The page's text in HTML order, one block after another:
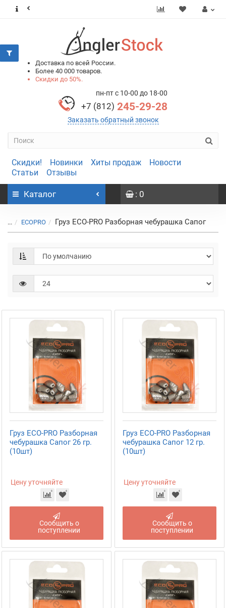
Доставка по всей России.
Более 40 000 товаров.
Скидки до 50%.
пн-пт с 10-00 до 18-00
+7 (812) 245-29-28
Заказать обратный звонок
Скидки! Новинки Хиты продаж
Новости
Статьи
Отзывы
Каталог : 0
... ECOPRO Груз ECO-PRO Разборная чебурашка Сапог
Груз ECO-PRO Разборная
чебурашка Сапог 26 гр.
(10шт)
Цену уточняйте
Сообщить о
поступлении
Груз ECO-PRO Разборная
чебурашка Сапог 12 гр.
(10шт)
Цену уточняйте
Сообщить о
поступлении